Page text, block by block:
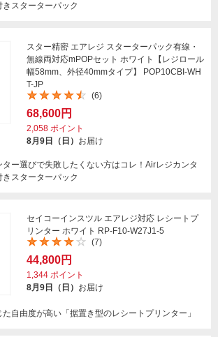
スターターパック
スター精密 エアレジ スターターパック有線・
無線両対応mPOPセット ホワイト【レジロール
幅58mm、外径40mmタイプ】 POP10CBI-WH
T-JP
(6)
68,600円
2,058 ポイント
8月9日（日） お届け
ー選びで失敗したくない方はコレ！Airレジカンタ
スターターパック
セイコーインスツル エアレジ対応 レシートプ
リンター ホワイト RP-F10-W27J1-5
(7)
44,800円
1,344 ポイント
8月9日（日） お届け
自由度が高い「据置き型のレシートプリンター」